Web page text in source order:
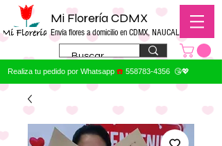
Mi Florería CDMX
Envía flores a domicilio en CDMX, NAUCALPAN
Realiza tu pedido por Whatsapp ☎️ 558783-4356 😘💖